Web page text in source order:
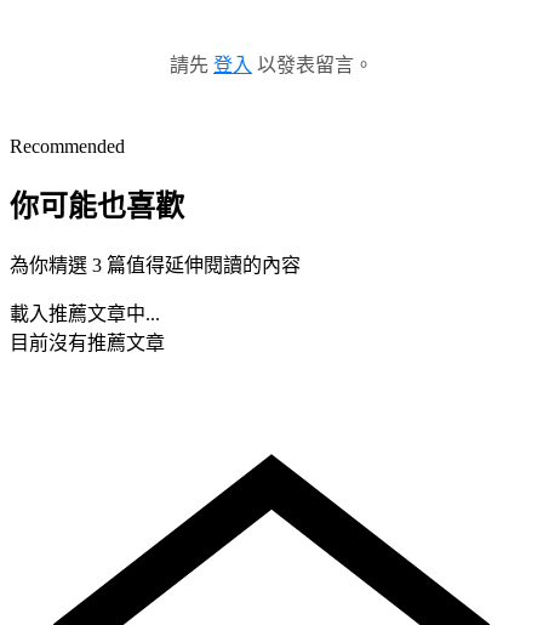
請先 登入 以發表留言。
Recommended
你可能也喜歡
為你精選 3 篇值得延伸閱讀的內容
載入推薦文章中...
目前沒有推薦文章